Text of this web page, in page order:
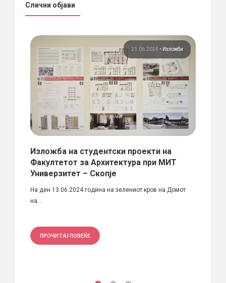
Слични објави
21.06.2024 • Изложби
Изложба на студентски проекти на
Факултетот за Архитектура при МИТ
Универзитет – Скопје
На ден 13.06.2024 година на зелениот кров на Домот
на...
ПРОЧИТАЈ ПОВЕЌЕ